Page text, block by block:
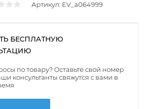
Артикул: EV_a064999
БЕСПЛАТНУЮ
по товару? Оставьте свой номер
консультанты свяжутся с вами в